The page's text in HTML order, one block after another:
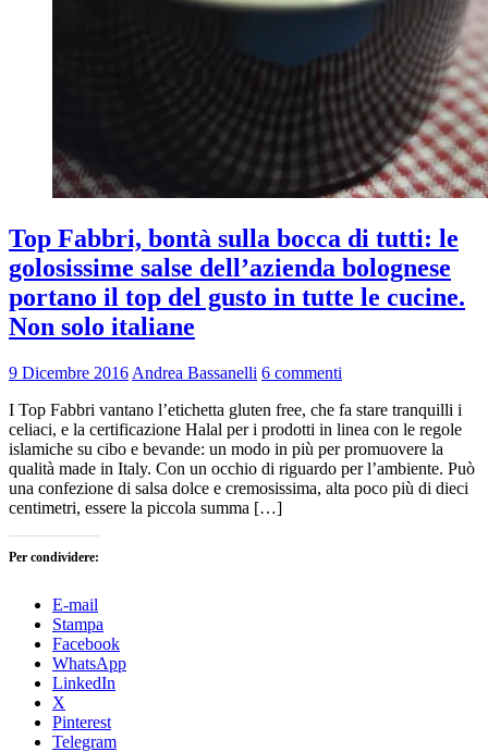
Top Fabbri, bontà sulla bocca di tutti: le
golosissime salse dell’azienda bolognese
portano il top del gusto in tutte le cucine.
Non solo italiane
9 Dicembre 2016 Andrea Bassanelli 6 commenti
I Top Fabbri vantano l’etichetta gluten free, che fa stare tranquilli i
celiaci, e la certificazione Halal per i prodotti in linea con le regole
islamiche su cibo e bevande: un modo in più per promuovere la
qualità made in Italy. Con un occhio di riguardo per l’ambiente. Può
una confezione di salsa dolce e cremosissima, alta poco più di dieci
centimetri, essere la piccola summa […]
Per condividere:
E-mail
Stampa
Facebook
WhatsApp
LinkedIn
X
Pinterest
Telegram